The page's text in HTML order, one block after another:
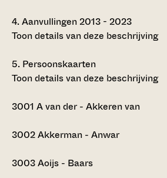
4.Aanvullingen 2013 - 2023
Toon details van deze beschrijving
5. Persoonskaarten
Toon details van deze beschrijving
3001 A van der - Akkeren van
3002Akkerman - Anwar
3003Aoijs - Baars